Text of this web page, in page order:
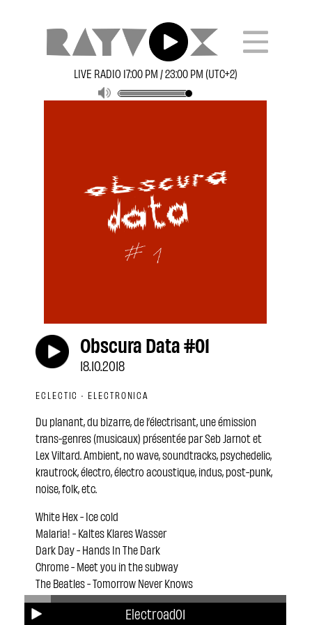
LIVE RADIO 17:00 PM / 23:00 PM (UTC+2)
Electroad01
Obscura Data #01
18.10.2018
ECLECTIC · ELECTRONICA
Du planant, du bizarre, de l’électrisant, une émission
trans-genres (musicaux) présentée par Seb Jarnot et
Lex Viltard. Ambient, no wave, soundtracks, psychedelic,
krautrock, électro, électro acoustique, indus, post-punk,
noise, folk, etc.
White Hex - Ice cold
Malaria! - Kaltes Klares Wasser
Dark Day - Hands In The Dark
Chrome - Meet you in the subway
The Beatles - Tomorrow Never Knows
My Bloody Valentine - Cupid come
Boris & Merzbow - Rainbow